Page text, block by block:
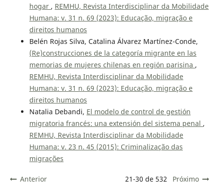
hogar , REMHU, Revista Interdisciplinar da Mobilidade
Humana: v. 31 n. 69 (2023): Educação, migração e
direitos humanos
Belén Rojas Silva, Catalina Álvarez Martínez-Conde,
(Re)construcciones de la categoría migrante en las
memorias de mujeres chilenas en región parisina ,
REMHU, Revista Interdisciplinar da Mobilidade
Humana: v. 31 n. 69 (2023): Educação, migração e
direitos humanos
Natalia Debandi, El modelo de control de gestión
migratoria francés: una extensión del sistema penal ,
REMHU, Revista Interdisciplinar da Mobilidade
Humana: v. 23 n. 45 (2015): Criminalização das
migrações
Anterior 21-30 de 532 Próximo